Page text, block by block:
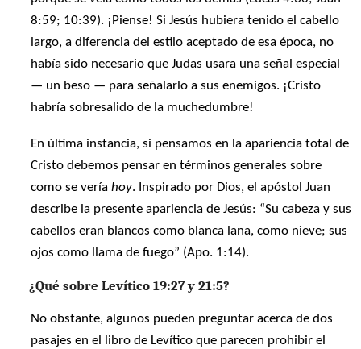
8:59; 10:39). ¡Piense! Si Jesús hubiera tenido el cabello
largo, a diferencia del estilo aceptado de esa época, no
había sido necesario que Judas usara una señal especial
— un beso — para señalarlo a sus enemigos. ¡Cristo
habría sobresalido de la muchedumbre!
En última instancia, si pensamos en la apariencia total de
Cristo debemos pensar en términos generales sobre
como se veríahoy. Inspirado por Dios, el apóstol Juan
describe la presente apariencia de Jesús: “Su cabeza y sus
cabellos eran blancos como blanca lana, como nieve; sus
ojos como llama de fuego” (Apo. 1:14).
¿Qué sobre Levítico 19:27 y 21:5?
No obstante, algunos pueden preguntar acerca de dos
pasajes en el libro de Levítico que parecen prohibir el